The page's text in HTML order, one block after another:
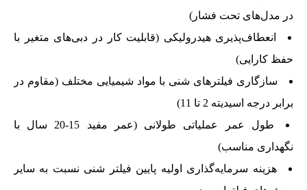
در مدل‌های تحت فشار)
انعطاف‌پذیری هیدرولیکی (قابلیت کار در دبی‌های متغیر با
حفظ کارایی)
سازگاری فیلترهای شنی با مواد شیمیایی مختلف (مقاوم در
برابر درجه اسیدیته 2 تا 11)
طول عمر عملیاتی طولانی (عمر مفید 15-20 سال با
نگهداری مناسب)
هزینه سرمایه‌گذاری اولیه پایین فیلتر شنی نسبت به سایر